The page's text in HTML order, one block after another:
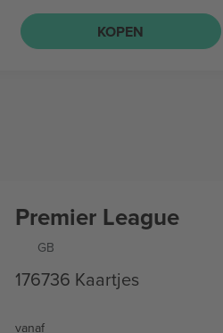
KOPEN
Premier League
GB
176736 Kaartjes
vanaf